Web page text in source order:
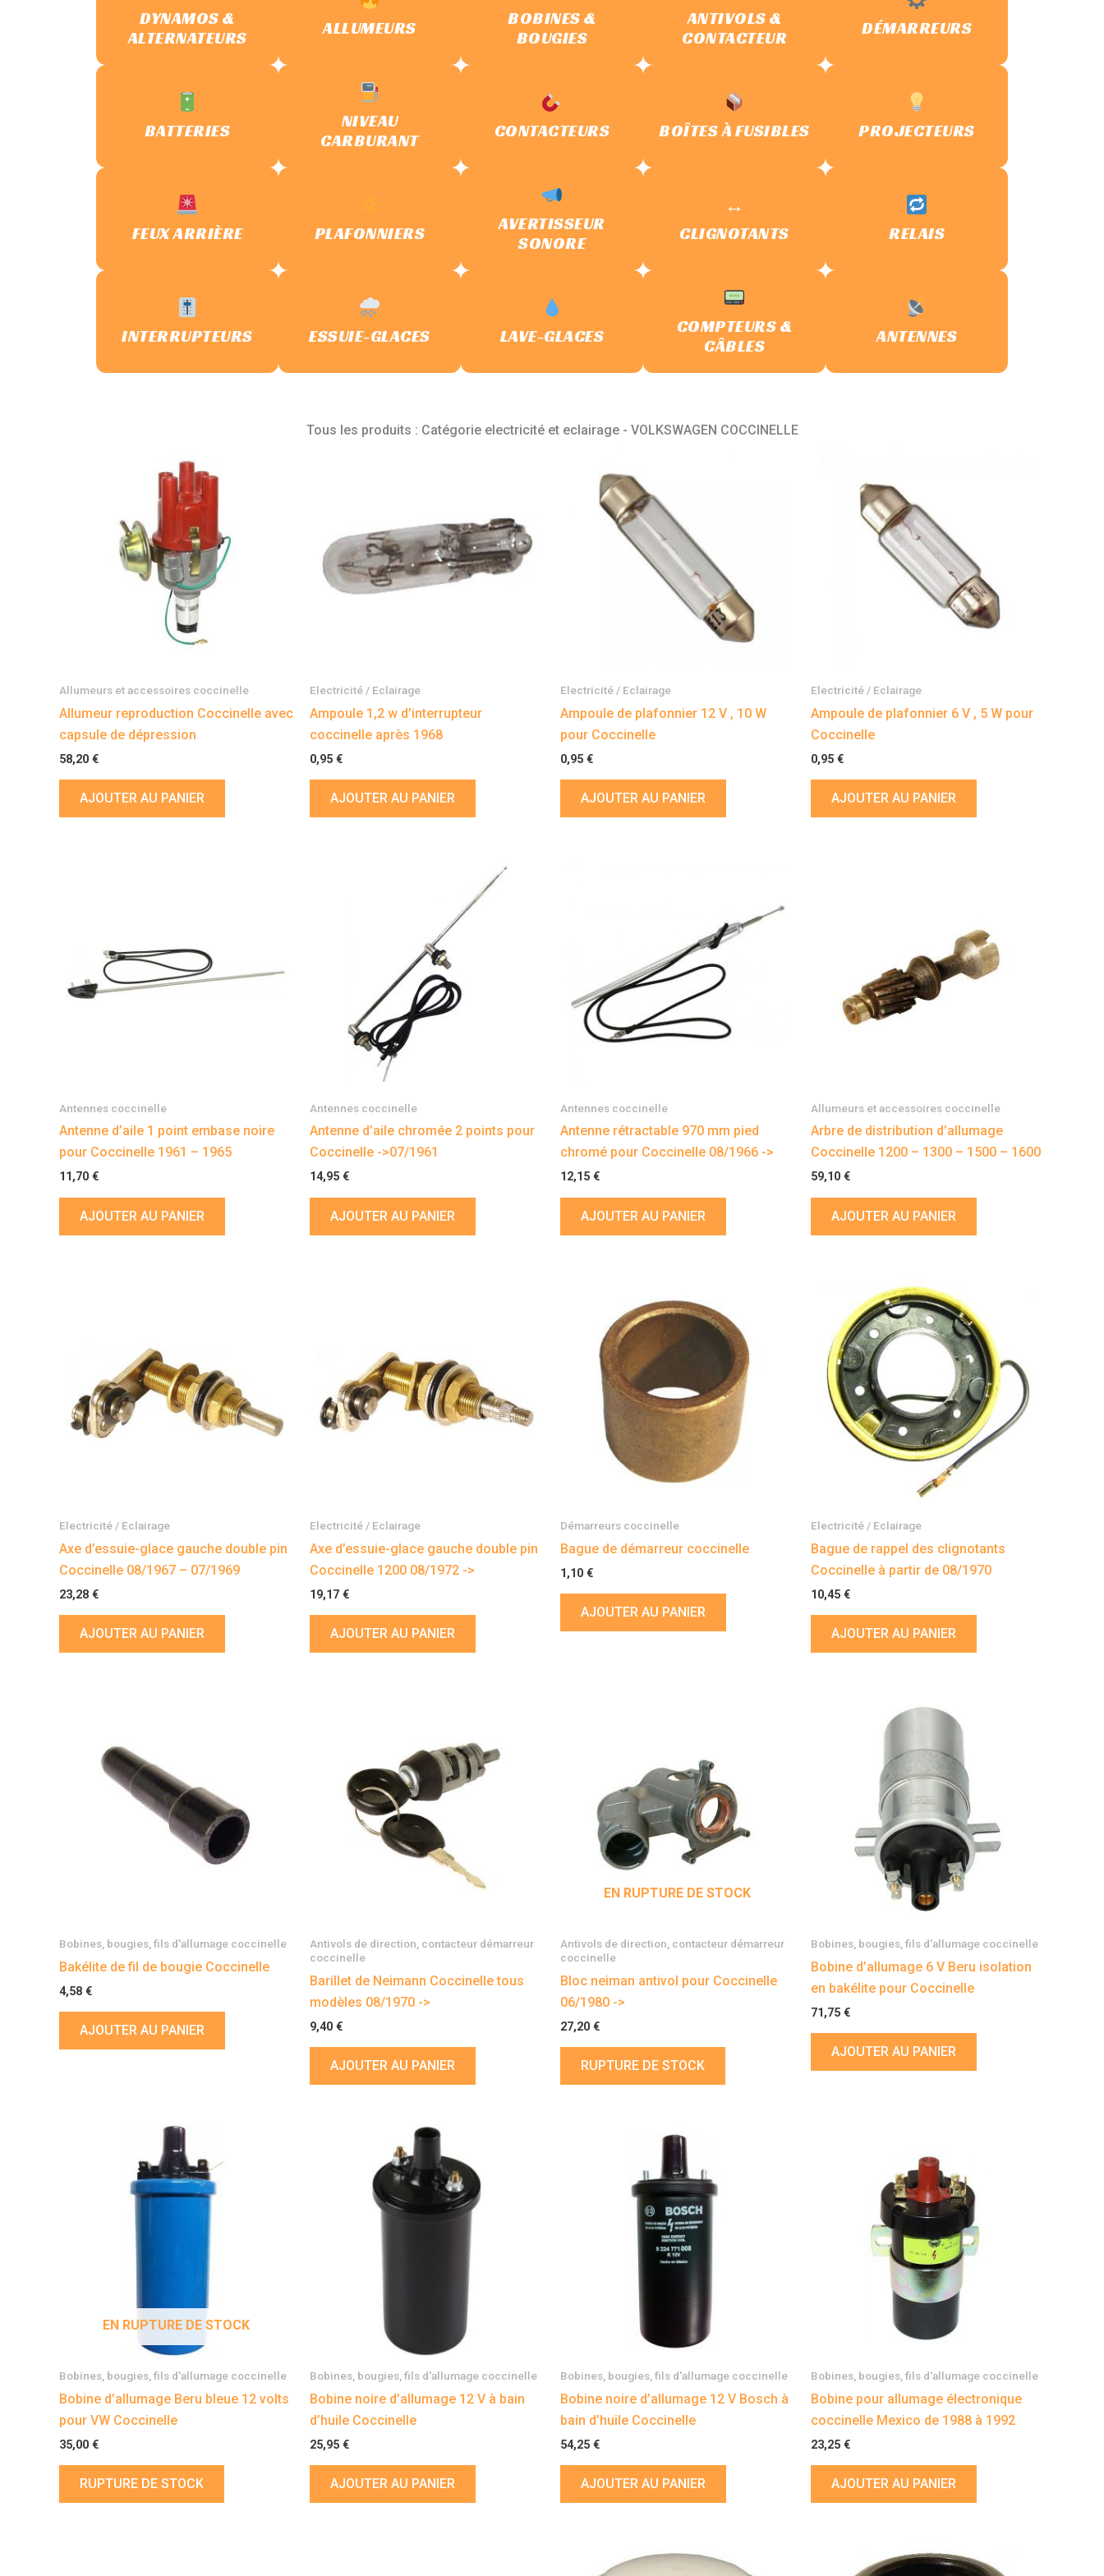
DYNAMOS &
ALTERNATEURS
ALLUMEURS
BOBINES &
BOUGIES
ANTIVOLS &
CONTACTEUR
DÉMARREURS
BATTERIES
NIVEAU
CARBURANT
CONTACTEURS BOÎTES À FUSIBLES PROJECTEURS
FEUX ARRIÈRE PLAFONNIERS
AVERTISSEUR
SONORE
↔️
CLIGNOTANTS RELAIS
INTERRUPTEURS ESSUIE-GLACES LAVE-GLACES
COMPTEURS &
CÂBLES
ANTENNES
Tous les produits : Catégorie electricité et eclairage - VOLKSWAGEN COCCINELLE
Allumeurs et accessoires coccinelle
Allumeur reproduction Coccinelle avec
capsule de dépression
58,20 €
AJOUTER AU PANIER
Electricité / Eclairage
Ampoule 1,2 w d’interrupteur
coccinelle après 1968
0,95 €
AJOUTER AU PANIER
Electricité / Eclairage
Ampoule de plafonnier 12 V , 10 W
pour Coccinelle
0,95 €
AJOUTER AU PANIER
Electricité / Eclairage
Ampoule de plafonnier 6 V , 5 W pour
Coccinelle
0,95 €
AJOUTER AU PANIER
Antennes coccinelle
Antenne d’aile 1 point embase noire
pour Coccinelle 1961 – 1965
11,70 €
AJOUTER AU PANIER
Antennes coccinelle
Antenne d’aile chromée 2 points pour
Coccinelle ->07/1961
14,95 €
AJOUTER AU PANIER
Antennes coccinelle
Antenne rétractable 970 mm pied
chromé pour Coccinelle 08/1966 ->
12,15 €
AJOUTER AU PANIER
Allumeurs et accessoires coccinelle
Arbre de distribution d’allumage
Coccinelle 1200 – 1300 – 1500 – 1600
59,10 €
AJOUTER AU PANIER
Electricité / Eclairage
Axe d’essuie-glace gauche double pin
Coccinelle 08/1967 – 07/1969
23,28 €
AJOUTER AU PANIER
Electricité / Eclairage
Axe d’essuie-glace gauche double pin
Coccinelle 1200 08/1972 ->
19,17 €
AJOUTER AU PANIER
Démarreurs coccinelle
Bague de démarreur coccinelle
1,10 €
AJOUTER AU PANIER
Electricité / Eclairage
Bague de rappel des clignotants
Coccinelle à partir de 08/1970
10,45 €
AJOUTER AU PANIER
Bobines, bougies, fils d'allumage coccinelle
Bakélite de fil de bougie Coccinelle
4,58 €
AJOUTER AU PANIER
Antivols de direction, contacteur démarreur
coccinelle
Barillet de Neimann Coccinelle tous
modèles 08/1970 ->
9,40 €
AJOUTER AU PANIER
EN RUPTURE DE STOCK
Antivols de direction, contacteur démarreur
coccinelle
Bloc neiman antivol pour Coccinelle
06/1980 ->
27,20 €
RUPTURE DE STOCK
Bobines, bougies, fils d'allumage coccinelle
Bobine d’allumage 6 V Beru isolation
en bakélite pour Coccinelle
71,75 €
AJOUTER AU PANIER
EN RUPTURE DE STOCK
Bobines, bougies, fils d'allumage coccinelle
Bobine d’allumage Beru bleue 12 volts
pour VW Coccinelle
35,00 €
RUPTURE DE STOCK
Bobines, bougies, fils d'allumage coccinelle
Bobine noire d’allumage 12 V à bain
d’huile Coccinelle
25,95 €
AJOUTER AU PANIER
Bobines, bougies, fils d'allumage coccinelle
Bobine noire d’allumage 12 V Bosch à
bain d’huile Coccinelle
54,25 €
AJOUTER AU PANIER
Bobines, bougies, fils d'allumage coccinelle
Bobine pour allumage électronique
coccinelle Mexico de 1988 à 1992
23,25 €
AJOUTER AU PANIER